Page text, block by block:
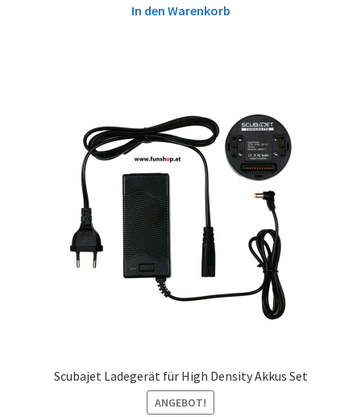
In den Warenkorb
Scubajet Ladegerät für High Density Akkus Set
ANGEBOT!